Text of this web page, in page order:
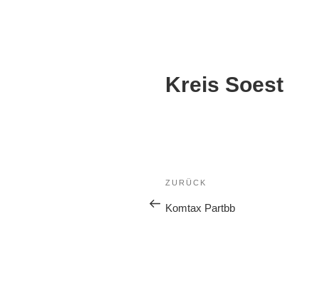
Kreis Soest
ZURÜCK
Komtax Partbb